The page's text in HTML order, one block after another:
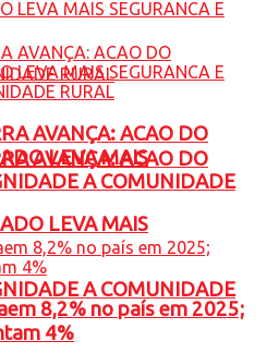
AVANÇA: ACAO DO
LEVA MAIS
A COMUNIDADE
AVANÇA: ACAO DO
LEVA MAIS
A COMUNIDADE
8,2% no país em 2025;
4%